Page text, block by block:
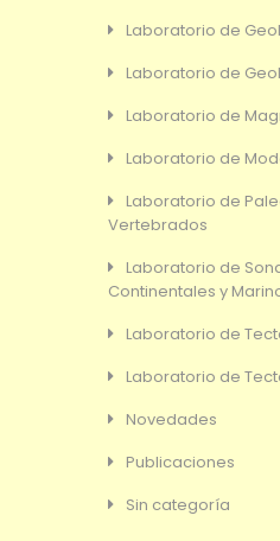
Laboratorio de
Laboratorio de
Laboratorio de
Laboratorio de
Laboratorio de
Vertebrados
Laboratorio de
Continentales y
Laboratorio de
Laboratorio de
Novedades
Publicaciones
Sin categoría